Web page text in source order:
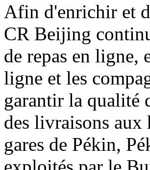
Afin d'enrichir et
CR Beijing
de repas en ligne,
ligne et les
garantir la qualité
des livraisons aux
gares de Pékin,